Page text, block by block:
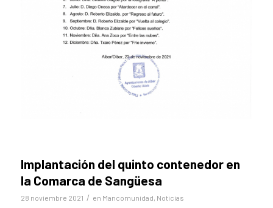
Implantación del quinto contenedor en
la Comarca de Sangüesa
28 noviembre 2021 / en Mancomunidad Noticias